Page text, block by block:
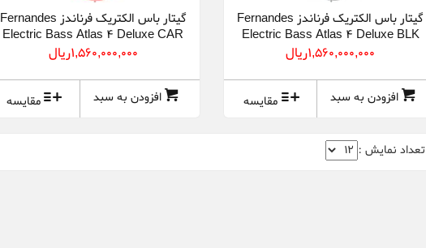
گیتار باس الکتریک فرناندز Fernandes
Electric Bass Atlas 4 Deluxe BLK
1,560,000,000ريال
افزودن به سبد مقایسه
گیتار باس الکتریک فرناندز Fernandes
Electric Bass Atlas 4 Deluxe CAR
1,560,000,000ريال
افزودن به سبد مقایسه
تعداد نمایش :